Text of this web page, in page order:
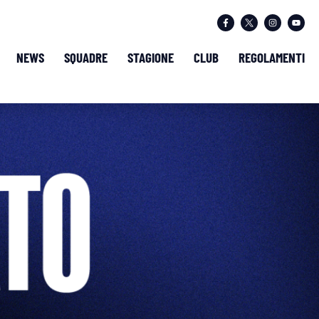
NEWS SQUADRE STAGIONE CLUB REGOLAMENTI